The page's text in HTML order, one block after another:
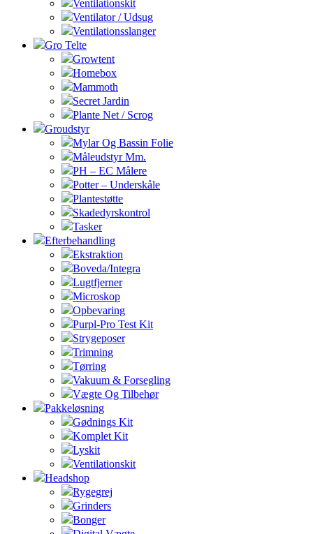
Ventilationskit
Ventilator / Udsug
Ventilationsslanger
Gro Telte
Growtent
Homebox
Mammoth
Secret Jardin
Plante Net / Scrog
Groudstyr
Mylar Og Bassin Folie
Måleudstyr Mm.
PH – EC Målere
Potter – Underskåle
Plantestøtte
Skadedyrskontrol
Tasker
Efterbehandling
Ekstraktion
Boveda/Integra
Lugtfjerner
Microskop
Opbevaring
Purpl-Pro Test Kit
Strygeposer
Trimning
Tørring
Vakuum & Forsegling
Vægte Og Tilbehør
Pakkeløsning
Gødnings Kit
Komplet Kit
Lyskit
Ventilationskit
Headshop
Rygegrej
Grinders
Bonger